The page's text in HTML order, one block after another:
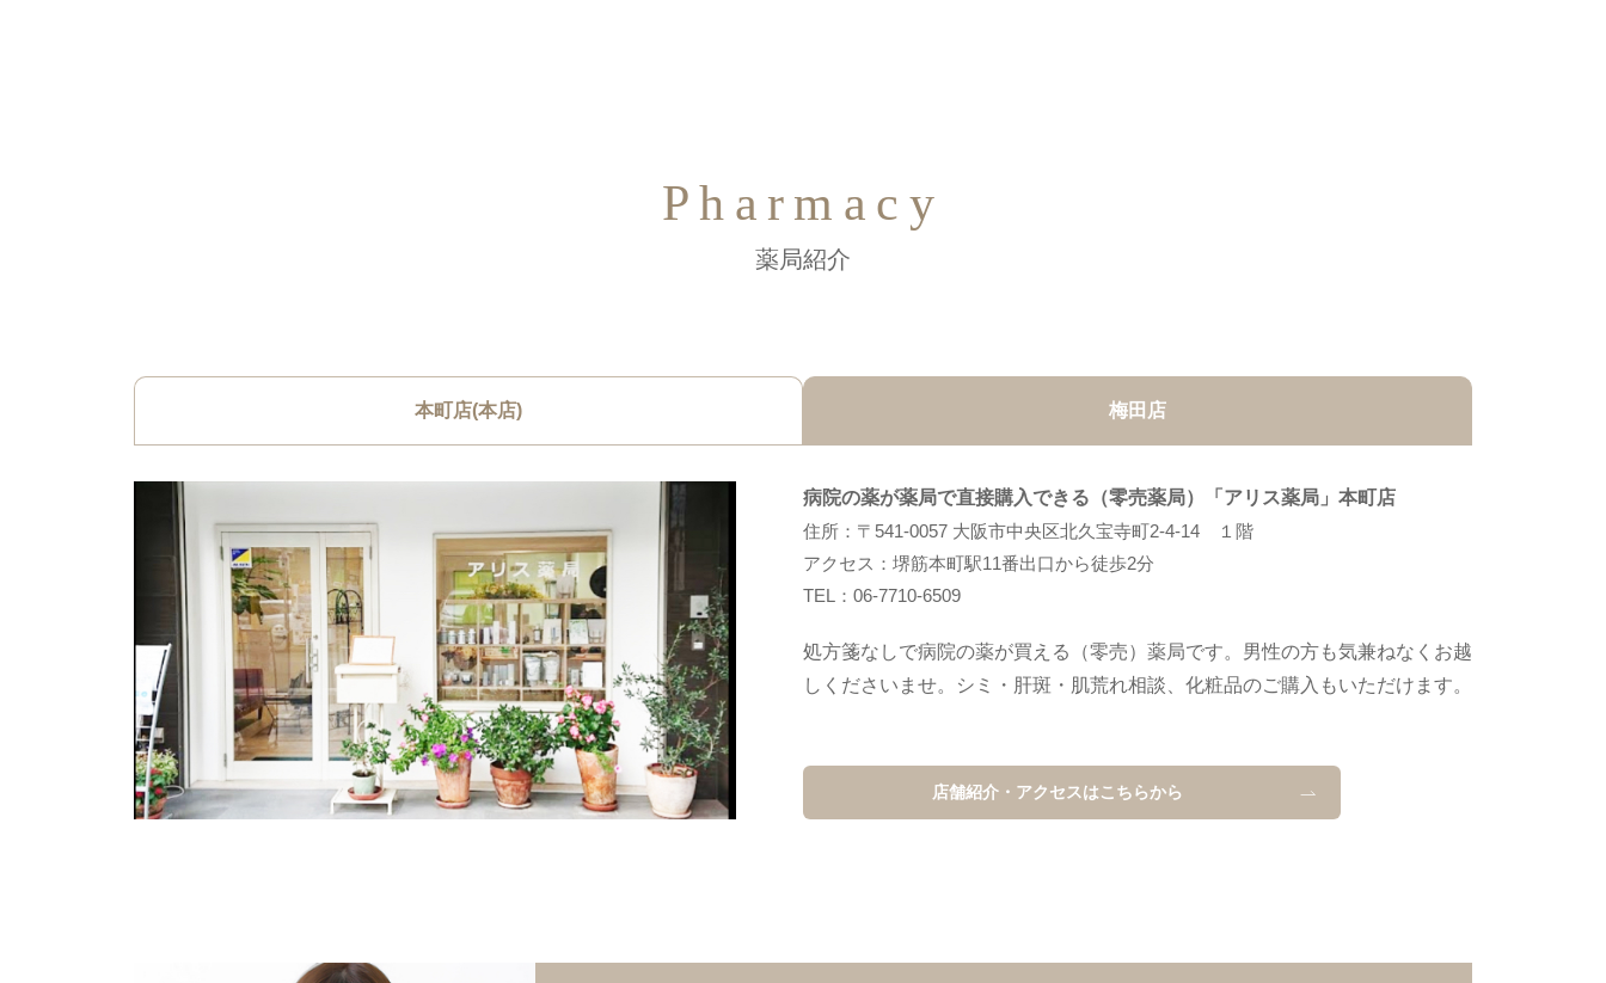
Pharmacy
薬局紹介
本町店(本店) 梅田店
病院の薬が薬局で直接購入できる（零売薬局）「アリス薬局」本町店
住所：〒541-0057 大阪市中央区北久宝寺町2-4-14 １階
アクセス：堺筋本町駅11番出口から徒歩2分
TEL： 06-7710-6509
処方箋なしで病院の薬が買える（零売）薬局です。男性の方も気兼ねなくお越
しくださいませ。シミ・肝斑・肌荒れ相談、化粧品のご購入もいただけます。
店舗紹介・アクセスはこちらから